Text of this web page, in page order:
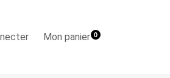
Mon panier0